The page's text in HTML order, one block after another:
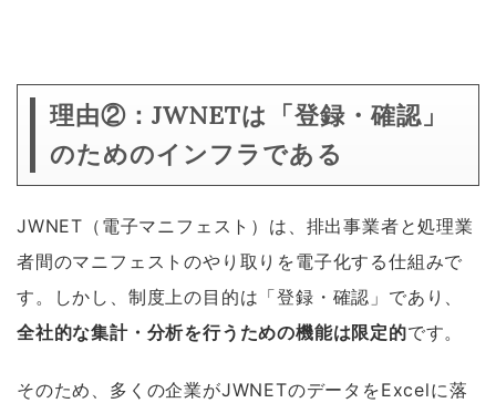
理由②：JWNETは「登録・確認」
のためのインフラである
JWNET（電子マニフェスト）は、排出事業者と処理業
者間のマニフェストのやり取りを電子化する仕組みで
す。しかし、制度上の目的は「登録・確認」であり、
全社的な集計・分析を行うための機能は限定的です。
そのため、多くの企業がJWNETのデータをExcelに落